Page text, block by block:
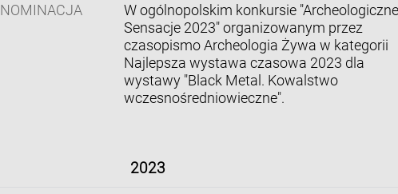
NOMINACJA
W ogólnopolskim konkursie "Archeologiczne
Sensacje 2023" organizowanym przez
czasopismo Archeologia Żywa w kategorii
Najlepsza wystawa czasowa 2023 dla
wystawy "Black Metal. Kowalstwo
wczesnośredniowieczne".
2023